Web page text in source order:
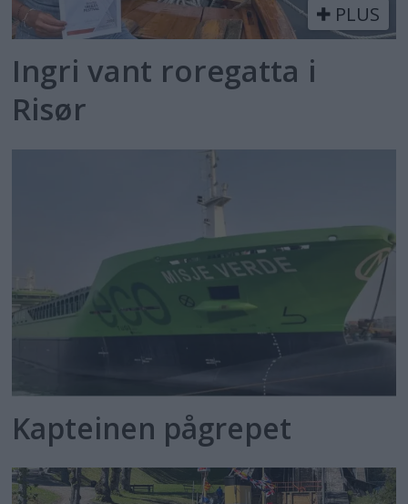
PLUS
Ingri vant roregatta i
Risør
Kapteinen pågrepet